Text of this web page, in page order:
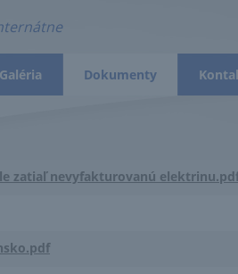
Galéria Dokumenty
zatiaľ nevyfakturovanú